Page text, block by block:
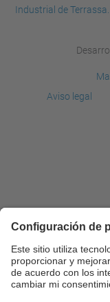
Industrial de Terrassa.
Aviso legal